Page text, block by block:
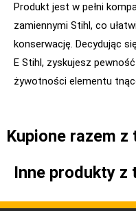
Produkt jest w pełni
zamiennymi Stihl, co
konserwację. Decydując
E Stihl, zyskujesz
żywotności elementu
Kupione razem
Inne produkty z